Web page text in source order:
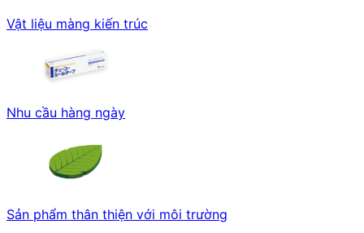
Vật liệu màng kiến trúc
Nhu cầu hàng ngày
Sản phẩm thân thiện với môi trường